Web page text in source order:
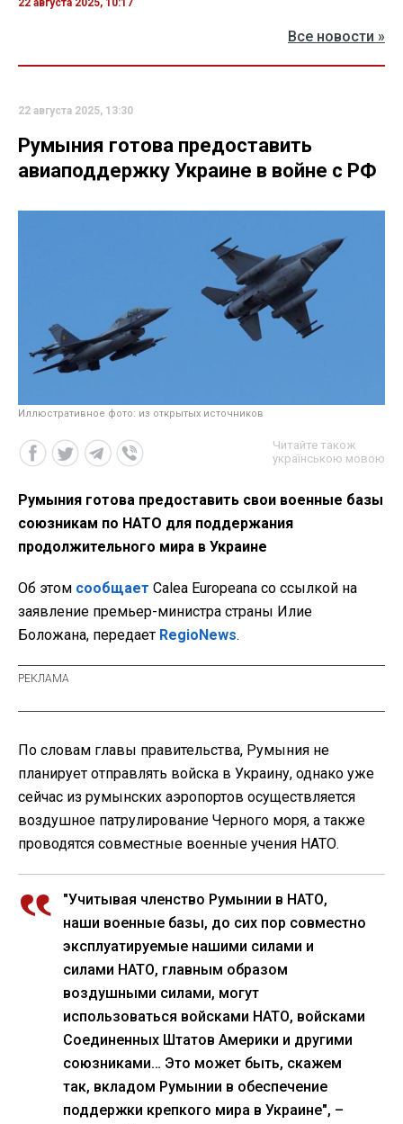
22 августа 2025, 10:17
Все новости »
22 августа 2025, 13:30
Румыния готова предоставить
авиаподдержку Украине в войне с РФ
Иллюстративное фото: из открытых источников
Читайте також
українською мовою
Румыния готова предоставить свои военные базы
союзникам по НАТО для поддержания
продолжительного мира в Украине
Об этом сообщает Calea Europeana со ссылкой на
заявление премьер-министра страны Илие
Боложана, передает RegioNews.
По словам главы правительства, Румыния не
планирует отправлять войска в Украину, однако уже
сейчас из румынских аэропортов осуществляется
воздушное патрулирование Черного моря, а также
проводятся совместные военные учения НАТО.
"Учитывая членство Румынии в НАТО,
наши военные базы, до сих пор совместно
эксплуатируемые нашими силами и
силами НАТО, главным образом
воздушными силами, могут
использоваться войсками НАТО, войсками
Соединенных Штатов Америки и другими
союзниками… Это может быть, скажем
так, вкладом Румынии в обеспечение
поддержки крепкого мира в Украине", –